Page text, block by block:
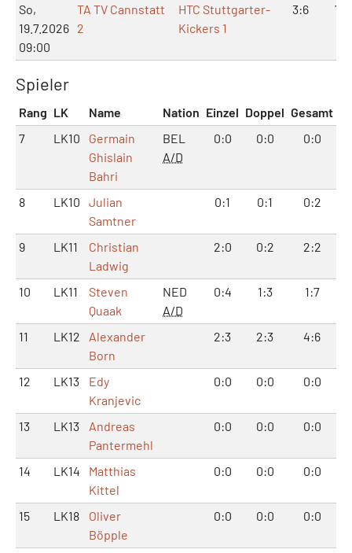
So,
19.7.2026
09:00
TA TV Cannstatt
2
HTC Stuttgarter-
Kickers 1
3:6
Spieler
Rang LK Name Nation Einzel Doppel Gesamt
7
LK10
Germain
Ghislain
Bahri
BEL
A/D
0:0 0:0 0:0
8 LK10
Julian
Samtner
0:1 0:1 0:2
9 LK11
Christian
Ladwig
2:0 0:2 2:2
10 LK11
Steven
Quaak
NED
A/D
0:4 1:3 1:7
11 LK12
Alexander
Born
2:3 2:3 4:6
12 LK13
Edy
Kranjevic
0:0 0:0 0:0
13 LK13
Andreas
Pantermehl
0:0 0:0 0:0
14 LK14
Matthias
Kittel
0:0 0:0 0:0
15 LK18
Oliver
Böpple
0:0 0:0 0:0